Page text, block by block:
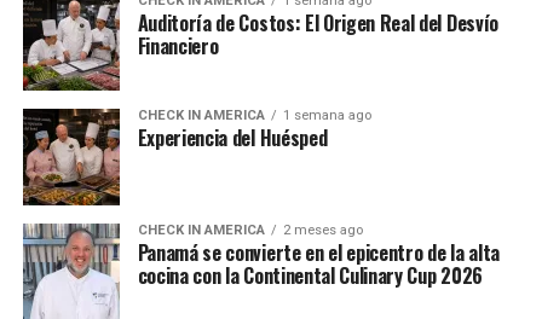
Auditoría de Costos: El Origen Real del Desvío
Financiero
CHECK IN AMERICA 1 semana ago
Experiencia del Huésped
CHECK IN AMERICA 2 meses ago
Panamá se convierte en el epicentro de la alta
cocina con la Continental Culinary Cup 2026